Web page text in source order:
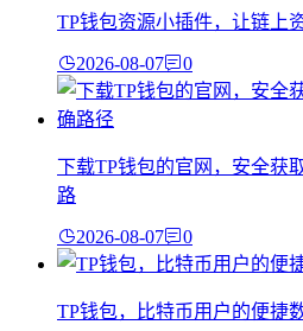
TP钱包资源小插件，让链上
2026-08-07 0
下载TP钱包的官网，安全获
路
2026-08-07 0
TP钱包，比特币用户的便捷